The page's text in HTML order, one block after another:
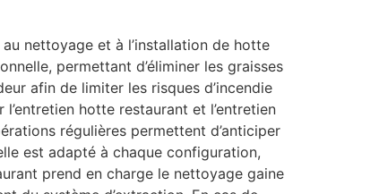
nettoyage et à l’installation de hotte
permettant d’éliminer les graisses
afin de limiter les risques d’incendie
hotte restaurant et l’entretien
régulières permettent d’anticiper
est adapté à chaque configuration,
prend en charge le nettoyage gaine